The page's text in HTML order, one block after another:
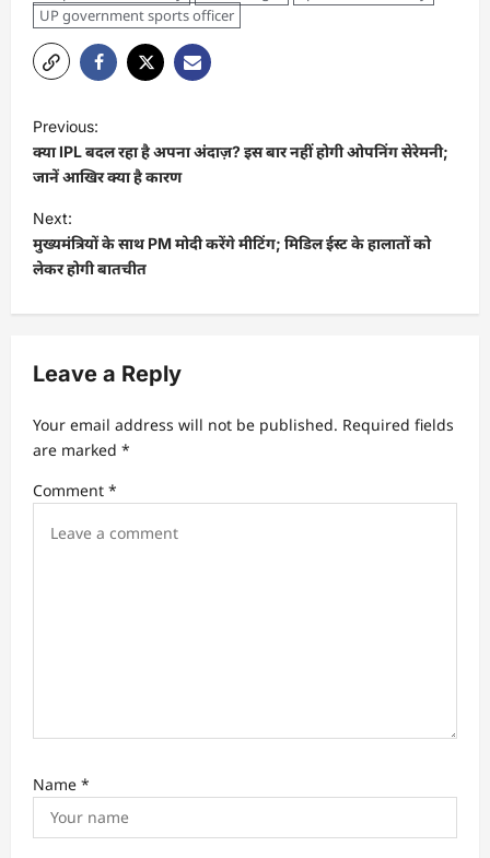
UP government sports officer
Previous:
क्या IPL बदल रहा है अपना अंदाज़? इस बार नहीं होगी ओपनिंग सेरेमनी;
जानें आखिर क्या है कारण
Next:
मुख्यमंत्रियों के साथ PM मोदी करेंगे मीटिंग; मिडिल ईस्ट के हालातों को
लेकर होगी बातचीत
Leave a Reply
Your email address will not be published. Required fields
are marked *
Comment *
Name *